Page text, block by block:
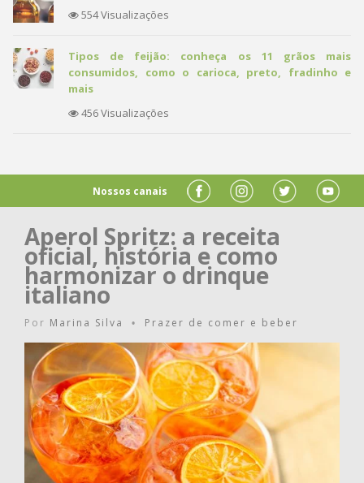
554 Visualizações
Tipos de feijão: conheça os 11 grãos mais
consumidos, como o carioca, preto, fradinho e
mais
456 Visualizações
Nossos canais
Aperol Spritz: a receita
oficial, história e como
harmonizar o drinque
italiano
Por Marina Silva • Prazer de comer e beber